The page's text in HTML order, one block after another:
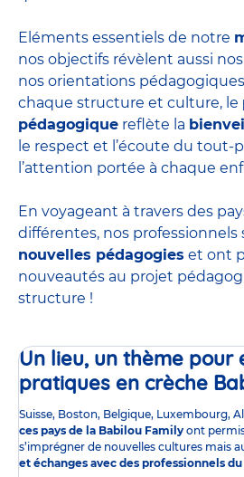
Eléments essentiels de notre
nos objectifs révèlent aussi
nos orientations
chaque structure et culture, le
pédagogique reflète la
le respect et l’écoute du tout-
l’attention portée à chaque
En voyageant à travers des
différentes, nos professionnels
nouvelles pédagogies et ont
nouveautés au projet
structure !
Un lieu, un thème pour
pratiques en crèche
Suisse, Boston, Belgique, Luxembourg,
ces pays de la Babilou Family ont
s’imprégner de nouvelles cultures mais
et échanges avec des professionnels